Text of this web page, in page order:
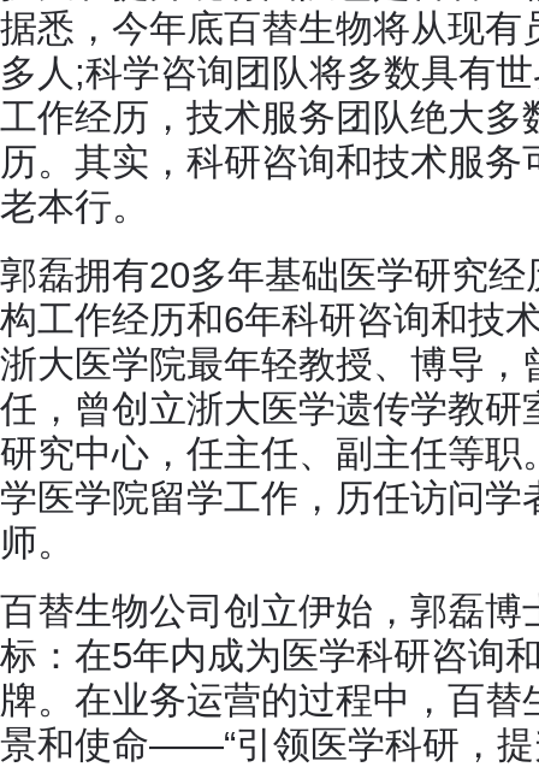
据悉，今年底百替生物将从现
多人;科学咨询团队将多数具有
工作经历，技术服务团队绝大
历。其实，科研咨询和技术服
老本行。
郭磊拥有20多年基础医学研究
构工作经历和6年科研咨询和技
浙大医学院最年轻教授、博导
任，曾创立浙大医学遗传学教
研究中心，任主任、副主任等
学医学院留学工作，历任访问
师。
百替生物公司创立伊始，郭磊
标：在5年内成为医学科研咨询
牌。在业务运营的过程中，百
景和使命——“引领医学科研，提